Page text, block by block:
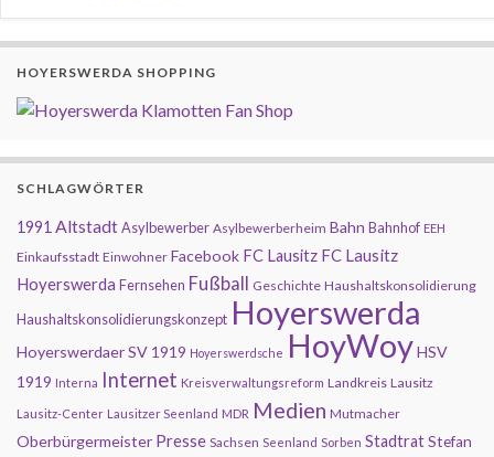
HOYERSWERDA SHOPPING
SCHLAGWÖRTER
1991 AltstadtAsylbewerber Asylbewerberheim Bahn Bahnhof EEH
Einkaufsstadt Einwohner Facebook FC Lausitz FC Lausitz
Hoyerswerda Fernsehen Fußball Geschichte Haushaltskonsolidierung
Haushaltskonsolidierungskonzept Hoyerswerda
Hoyerswerdaer SV 1919 Hoyerswerdsche HoyWoyHSV
1919 Interna Internet Kreisverwaltungsreform Landkreis Lausitz
Lausitz-Center Lausitzer Seenland MDR Medien Mutmacher
Oberbürgermeister Presse Sachsen Seenland Sorben StadtratStefan